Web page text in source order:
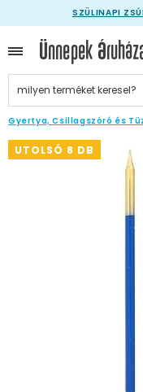
SZÜLINAPI
Gyertya, Csillagszóró és
UTOLSÓ 8 DB